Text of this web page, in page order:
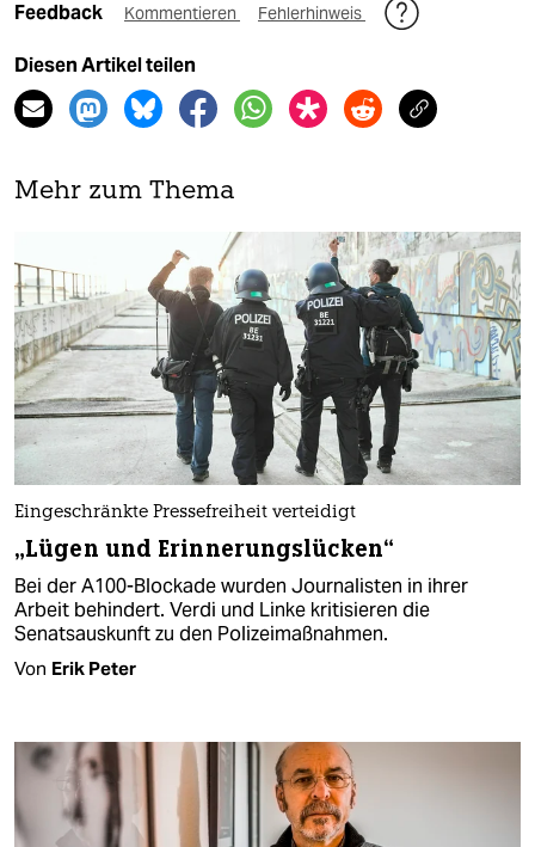
Feedback Kommentieren Fehlerhinweis
Diesen Artikel teilen
Mehr zum Thema
Eingeschränkte Pressefreiheit verteidigt
„Lügen und Erinnerungslücken“
Bei der A100-Blockade wurden Journalisten in ihrer
Arbeit behindert. Verdi und Linke kritisieren die
Senatsauskunft zu den Polizeimaßnahmen.
Von Erik Peter